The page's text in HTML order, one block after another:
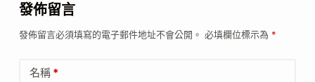
發佈留言
發佈留言必須填寫的電子郵件地址不會公開。 必填欄位標示為 *
名稱*